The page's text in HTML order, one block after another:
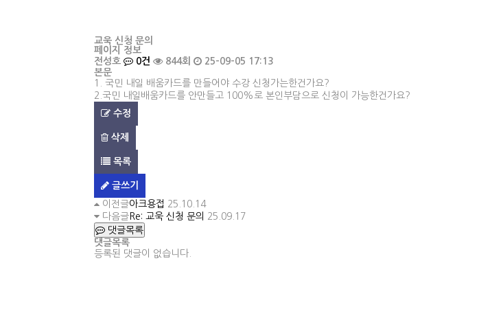
교욱 신청 문의
페이지 정보
전성호
0건 844회
25-09-05 17:13
본문
1. 국민 내일 배움카드를 만들어야 수강 신청가는한건가요?
2.국민 내일배움카드를 안만들고 100%로 본인부담으로 신청이 가능한건가요?
수정
삭제
목록
글쓰기
이전글아크용접 25.10.14
다음글 Re: 교욱 신청 문의 25.09.17
댓글목록
댓글목록
등록된 댓글이 없습니다.